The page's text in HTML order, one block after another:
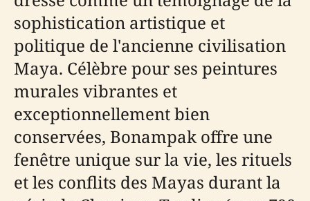
sophistication artistique et
politique de l'ancienne civilisation
Maya. Célèbre pour ses peintures
murales vibrantes et
exceptionnellement bien
conservées, Bonampak offre une
fenêtre unique sur la vie, les rituels
et les conflits des Mayas durant la